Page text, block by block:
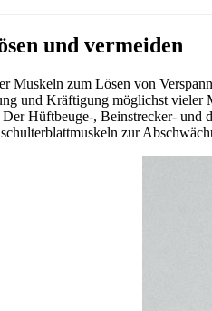
und vermeiden
Muskeln zum Lösen von
und Kräftigung möglichst vieler
Hüftbeuge-, Beinstrecker- und
zur